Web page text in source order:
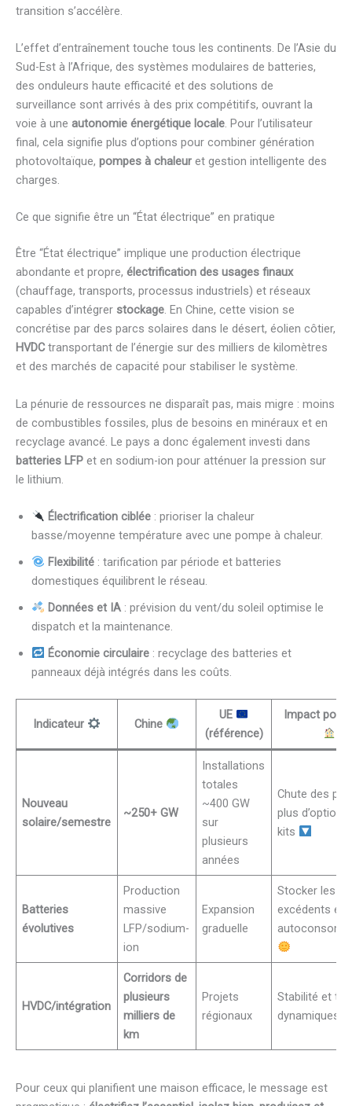
transition s’accélère.
L’effet d’entraînement touche tous les continents. De l’Asie du
Sud-Est à l’Afrique, des systèmes modulaires de batteries,
des onduleurs haute efficacité et des solutions de
surveillance sont arrivés à des prix compétitifs, ouvrant la
voie à une autonomie énergétique locale. Pour l’utilisateur
final, cela signifie plus d’options pour combiner génération
photovoltaïque, pompes à chaleur et gestion intelligente des
charges.
Ce que signifie être un “État électrique” en pratique
Être “État électrique” implique une production électrique
abondante et propre, électrification des usages finaux
(chauffage, transports, processus industriels) et réseaux
capables d’intégrer stockage. En Chine, cette vision se
concrétise par des parcs solaires dans le désert, éolien côtier,
HVDC transportant de l’énergie sur des milliers de kilomètres
et des marchés de capacité pour stabiliser le système.
La pénurie de ressources ne disparaît pas, mais migre : moins
de combustibles fossiles, plus de besoins en minéraux et en
recyclage avancé. Le pays a donc également investi dans
batteries LFP et en sodium-ion pour atténuer la pression sur
le lithium.
Électrification ciblée: prioriser la chaleur
basse/moyenne température avec une pompe à chaleur.
Flexibilité: tarification par période et batteries
domestiques équilibrent le réseau.
Données et IA: prévision du vent/du soleil optimise le
dispatch et la maintenance.
Économie circulaire: recyclage des batteries et
panneaux déjà intégrés dans les coûts.
Indicateur Chine
UE
(référence)
Impact pour
Nouveau
solaire/semestre
~250+ GW
Installations
totales
~400 GW
sur
plusieurs
années
Chute des
plus d’options
kits
Batteries
évolutives
Production
massive
LFP/sodium-
ion
Expansion
graduelle
Stocker les
excédents et
HVDC/intégration
Corridors de
plusieurs
milliers de
km
Projets
régionaux
Stabilité et
dynamiques
Pour ceux qui planifient une maison efficace, le message est